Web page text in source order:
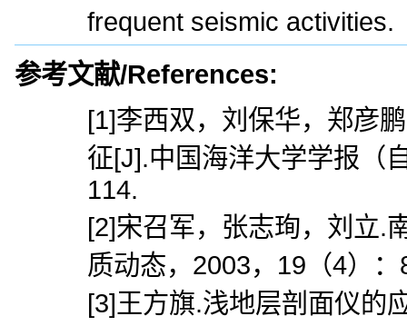
frequent seismic activities.
参考文献/References:
[1]李西双，刘保华，郑彦
征[J].中国海洋大学学报（
114.
[2]宋召军，张志珣，刘立.
质动态，2003，19（4）：
[3]王方旗.浅地层剖面仪的